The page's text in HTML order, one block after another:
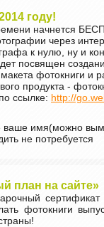
году!
начнется
через
к нулю, ну и
посвящен
фотокниги и
продукта -
ссылке: http://
ваше имя(можно
не потребуется
план на сайте»
фотокниги